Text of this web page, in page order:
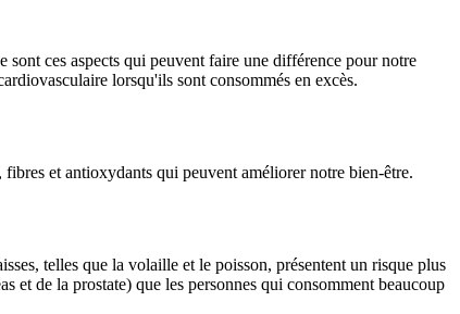
sont ces aspects qui peuvent faire une différence pour notre
lorsqu'ils sont consommés en excès.
et antioxydants qui peuvent améliorer notre bien-être.
telles que la volaille et le poisson, présentent un risque plus
et de la prostate) que les personnes qui consomment beaucoup